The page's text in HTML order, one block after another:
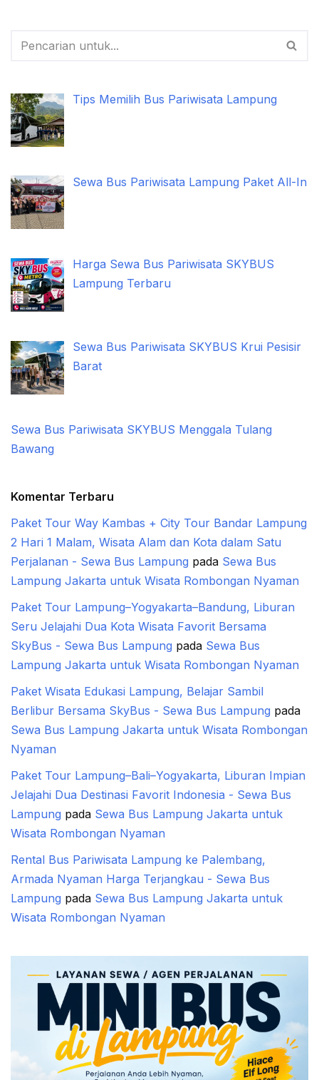
Tips Memilih Bus Pariwisata Lampung
Sewa Bus Pariwisata Lampung Paket All-In
Harga Sewa Bus Pariwisata SKYBUS
Lampung Terbaru
Sewa Bus Pariwisata SKYBUS Krui Pesisir
Barat
Sewa Bus Pariwisata SKYBUS Menggala Tulang
Bawang
Komentar Terbaru
Paket Tour Way Kambas + City Tour Bandar Lampung
2 Hari 1 Malam, Wisata Alam dan Kota dalam Satu
Perjalanan - Sewa Bus Lampung pada Sewa Bus
Lampung Jakarta untuk Wisata Rombongan Nyaman
Paket Tour Lampung–Yogyakarta–Bandung, Liburan
Seru Jelajahi Dua Kota Wisata Favorit Bersama
SkyBus - Sewa Bus Lampung pada Sewa Bus
Lampung Jakarta untuk Wisata Rombongan Nyaman
Paket Wisata Edukasi Lampung, Belajar Sambil
Berlibur Bersama SkyBus - Sewa Bus Lampung pada
Sewa Bus Lampung Jakarta untuk Wisata Rombongan
Nyaman
Paket Tour Lampung–Bali–Yogyakarta, Liburan Impian
Jelajahi Dua Destinasi Favorit Indonesia - Sewa Bus
Lampung pada Sewa Bus Lampung Jakarta untuk
Wisata Rombongan Nyaman
Rental Bus Pariwisata Lampung ke Palembang,
Armada Nyaman Harga Terjangkau - Sewa Bus
Lampung pada Sewa Bus Lampung Jakarta untuk
Wisata Rombongan Nyaman